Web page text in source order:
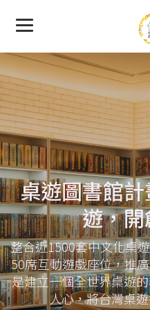
桌遊圖書館
遊，
整合近1500套中文化桌
50席互動遊戲座位，推
是建立一個全世界桌遊
人心，將台灣桌